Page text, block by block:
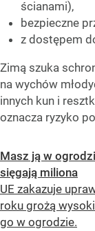
ścianami),
bezpieczne
z dostępem
Zimą szuka
na wychów
innych kun i
oznacza ryzyko
Masz ją w
sięgają miliona
UE zakazuje
roku grożą
go w ogrodzie.